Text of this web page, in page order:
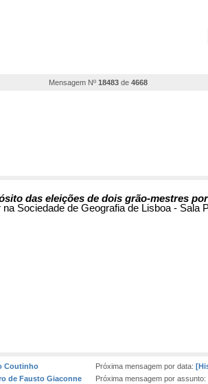
Mensagem Nº 18483 de 4668
das eleições de dois grão-mestres
na Sociedade de Geografia de Lisboa - Sala
Coutinho Próxima mensagem por data:
de Fausto Giaconne Próxima mensagem por assunto: